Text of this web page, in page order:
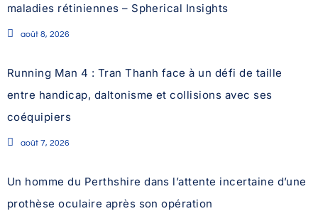
maladies rétiniennes – Spherical Insights
août 8, 2026
Running Man 4 : Tran Thanh face à un défi de taille
entre handicap, daltonisme et collisions avec ses
coéquipiers
août 7, 2026
Un homme du Perthshire dans l’attente incertaine d’une
prothèse oculaire après son opération